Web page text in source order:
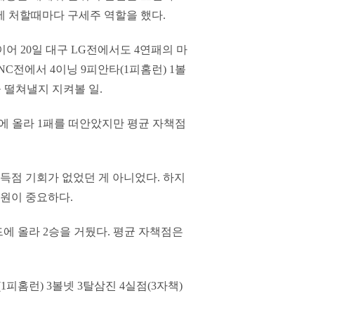
처할때마다 구세주 역할을 했다.
20일 대구 LG전에서도 4연패의 마
전에서 4이닝 9피안타(1피홈런) 1볼
떨쳐낼지 지켜볼 일.
올라 1패를 떠안았지만 평균 자책점
점 기회가 없었던 게 아니었다. 하지
이 중요하다.
올라 2승을 거뒀다. 평균 자책점은
홈런) 3볼넷 3탈삼진 4실점(3자책)